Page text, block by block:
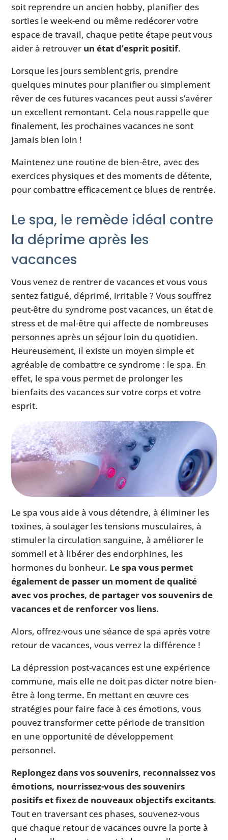
soit reprendre un ancien hobby, planifier des
sorties le week-end ou même redécorer votre
espace de travail, chaque petite étape peut vous
aider à retrouver un état d’esprit positif.
Lorsque les jours semblent gris, prendre
quelques minutes pour planifier ou simplement
rêver de ces futures vacances peut aussi s’avérer
un excellent remontant. Cela nous rappelle que
finalement, les prochaines vacances ne sont
jamais bien loin !
Maintenez une routine de bien-être, avec des
exercices physiques et des moments de détente,
pour combattre efficacement ce blues de rentrée.
Le spa, le remède idéal contre
la déprime après les
vacances
Vous venez de rentrer de vacances et vous vous
sentez fatigué, déprimé, irritable ? Vous souffrez
peut-être du syndrome post vacances, un état de
stress et de mal-être qui affecte de nombreuses
personnes après un séjour loin du quotidien.
Heureusement, il existe un moyen simple et
agréable de combattre ce syndrome : le spa. En
effet, le spa vous permet de prolonger les
bienfaits des vacances sur votre corps et votre
esprit.
Le spa vous aide à vous détendre, à éliminer les
toxines, à soulager les tensions musculaires, à
stimuler la circulation sanguine, à améliorer le
sommeil et à libérer des endorphines, les
hormones du bonheur. Le spa vous permet
également de passer un moment de qualité
avec vos proches, de partager vos souvenirs de
vacances et de renforcer vos liens.
Alors, offrez-vous une séance de spa après votre
retour de vacances, vous verrez la différence !
La dépression post-vacances est une expérience
commune, mais elle ne doit pas dicter notre bien-
être à long terme. En mettant en œuvre ces
stratégies pour faire face à ces émotions, vous
pouvez transformer cette période de transition
en une opportunité de développement
personnel.
Replongez dans vos souvenirs, reconnaissez vos
émotions, nourrissez-vous des souvenirs
positifs et fixez de nouveaux objectifs excitants.
Tout en traversant ces phases, souvenez-vous
que chaque retour de vacances ouvre la porte à